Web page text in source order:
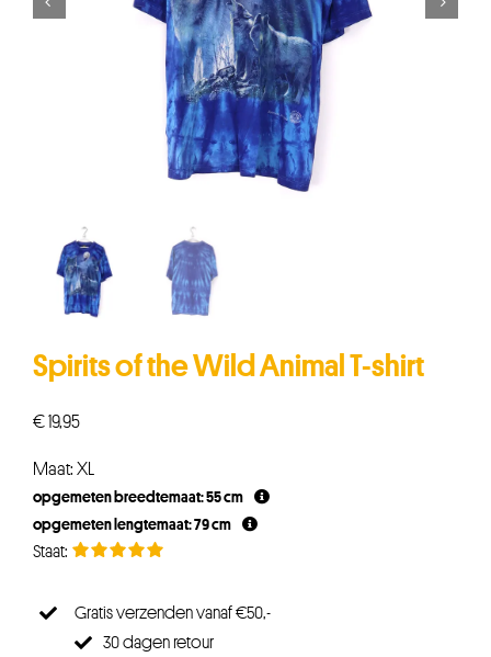
Spirits of the Wild Animal T-shirt
€19,95
Maat: XL
opgemeten breedtemaat: 55 cm
opgemeten lengtemaat: 79 cm
Gratis verzenden vanaf €50,-
30 dagen retour